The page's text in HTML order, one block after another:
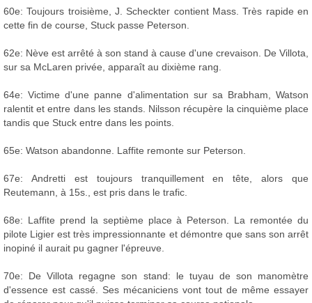
60e: Toujours troisième, J. Scheckter contient Mass. Très rapide en
cette fin de course, Stuck passe Peterson.
62e: Nève est arrêté à son stand à cause d'une crevaison. De Villota,
sur sa McLaren privée, apparaît au dixième rang.
64e: Victime d'une panne d'alimentation sur sa Brabham, Watson
ralentit et entre dans les stands. Nilsson récupère la cinquième place
tandis que Stuck entre dans les points.
65e: Watson abandonne. Laffite remonte sur Peterson.
67e: Andretti est toujours tranquillement en tête, alors que
Reutemann, à 15s., est pris dans le trafic.
68e: Laffite prend la septième place à Peterson. La remontée du
pilote Ligier est très impressionnante et démontre que sans son arrêt
inopiné il aurait pu gagner l'épreuve.
70e: De Villota regagne son stand: le tuyau de son manomètre
d'essence est cassé. Ses mécaniciens vont tout de même essayer